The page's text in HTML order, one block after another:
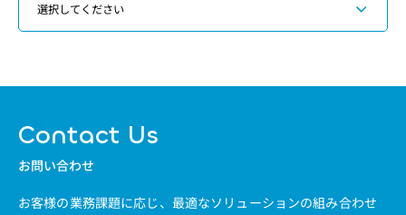
Contact Us
お問い合わせ
お客様の業務課題に応じ、最適なソリューションの組み合わせ